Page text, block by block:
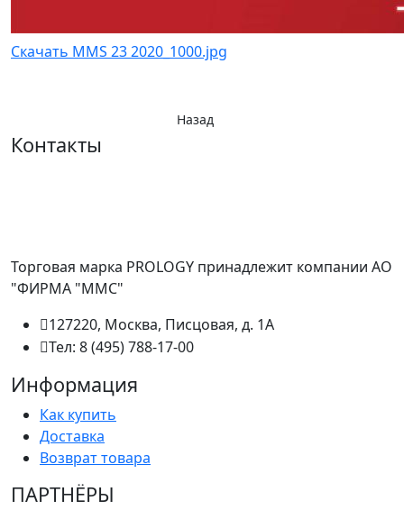
Скачать MMS 23 2020_1000.jpg
Назад
Контакты
Торговая марка PROLOGY принадлежит компании АО
"ФИРМА "ММС"
127220, Москва, Писцовая, д. 1А
Тел: 8 (495) 788-17-00
Информация
Как купить
Доставка
Возврат товара
ПАРТНËРЫ